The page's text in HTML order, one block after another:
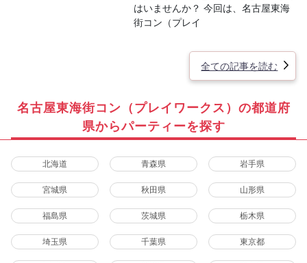
はいませんか？ 今回は、名古屋東海
街コン（プレイ
全ての記事を読む
名古屋東海街コン（プレイワークス）の都道府
県からパーティーを探す
北海道 青森県 岩手県
宮城県 秋田県 山形県
福島県 茨城県 栃木県
埼玉県 千葉県 東京都